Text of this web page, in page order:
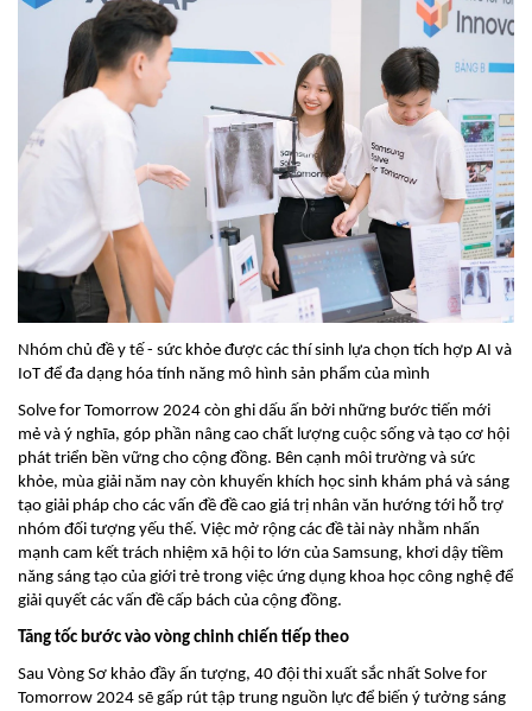
Nhóm chủ đề y tế - sức khỏe được các thí sinh lựa chọn tích hợp AI và
IoT để đa dạng hóa tính năng mô hình sản phẩm của mình
Solve for Tomorrow 2024 còn ghi dấu ấn bởi những bước tiến mới
mẻ và ý nghĩa, góp phần nâng cao chất lượng cuộc sống và tạo cơ hội
phát triển bền vững cho cộng đồng. Bên cạnh môi trường và sức
khỏe, mùa giải năm nay còn khuyến khích học sinh khám phá và sáng
tạo giải pháp cho các vấn đề đề cao giá trị nhân văn hướng tới hỗ trợ
nhóm đối tượng yếu thế. Việc mở rộng các đề tài này nhằm nhấn
mạnh cam kết trách nhiệm xã hội to lớn của Samsung, khơi dậy tiềm
năng sáng tạo của giới trẻ trong việc ứng dụng khoa học công nghệ để
giải quyết các vấn đề cấp bách của cộng đồng.
Tăng tốc bước vào vòng chinh chiến tiếp theo
Sau Vòng Sơ khảo đầy ấn tượng, 40 đội thi xuất sắc nhất Solve for
Tomorrow 2024 sẽ gấp rút tập trung nguồn lực để biến ý tưởng sáng